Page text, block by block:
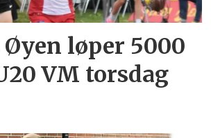
løper 5000
VM torsdag